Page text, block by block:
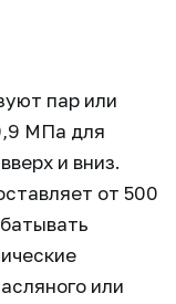
пар или
МПа для
и вниз.
от 500
или